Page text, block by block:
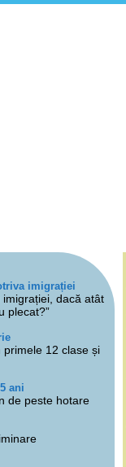
imigrației
imigrației, dacă atât
plecat?”
12 clase și
ani
de peste hotare